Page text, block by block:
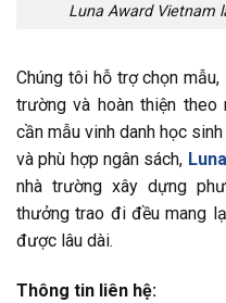
Luna Award Vietnam
Chúng tôi hỗ trợ chọn
trường và hoàn thiện
cần mẫu vinh danh học
và phù hợp ngân sách,
nhà trường xây dựng
thưởng trao đi đều mang
được lâu dài.
Thông tin liên hệ: